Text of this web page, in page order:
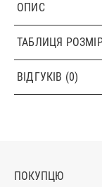
ОПИС
ТАБЛИЦЯ
ВІДГУКІВ (0)
ПОКУПЦЮ